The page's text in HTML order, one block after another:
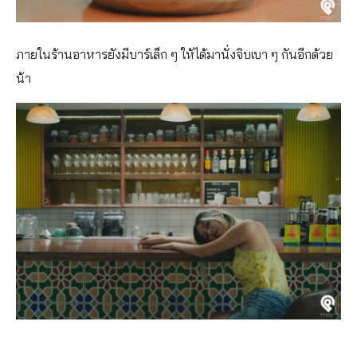
ภายในร้านอาหารยังมีบาร์เล็ก ๆ ให้ได้มานั่งจิบเบา ๆ กันอีกด้วย
น้า